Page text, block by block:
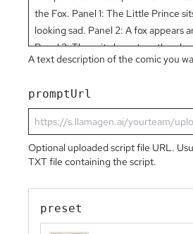
A text description of the comic you
promptUrl
Optional uploaded script file URL.
TXT file containing the script.
preset